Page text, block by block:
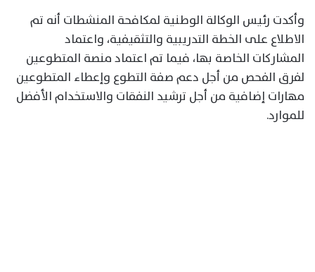
وأكدت رئيس الوكالة الوطنية لمكافحة المنشطات أنه تم
الاطلاع على الخطة التدريبية والتثقيفية، واعتماد
المشاركات الخاصة بها، فيما تم اعتماد منصة المتطوعين
لفرق الفحص من أجل دعم صفة التطوع وإعطاء المتطوعين
مهارات إضافية من أجل ترشيد النفقات والاستخدام الأفضل
للموارد.